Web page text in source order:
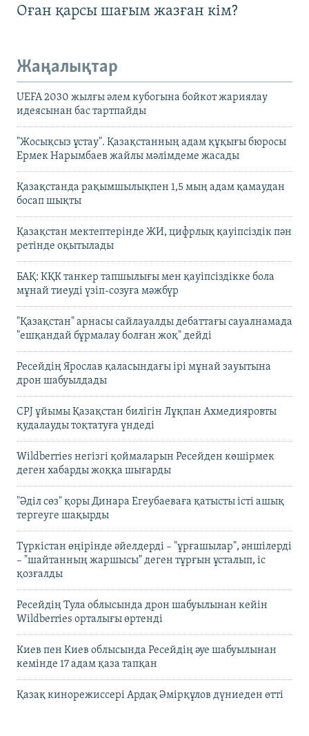
Оған қарсы шағым жазған кім?
Жаңалықтар
UEFA 2030 жылғы әлем кубогына бойкот жариялау
идеясынан бас тартпайды
"Жосықсыз ұстау". Қазақстанның адам құқығы бюросы
Ермек Нарымбаев жайлы мәлімдеме жасады
Қазақстанда рақымшылықпен 1,5 мың адам қамаудан
босап шықты
Қазақстан мектептерінде ЖИ, цифрлық қауіпсіздік пән
ретінде оқытылады
БАҚ: КҚК танкер тапшылығы мен қауіпсіздікке бола
мұнай тиеуді үзіп-созуға мәжбүр
"Қазақстан" арнасы сайлауалды дебаттағы сауалнамада
"ешқандай бұрмалау болған жоқ" дейді
Ресейдің Ярослав қаласындағы ірі мұнай зауытына
дрон шабуылдады
CPJ ұйымы Қазақстан билігін Лұқпан Ахмедияровты
қудалауды тоқтатуға үндеді
Wildberries негізгі қоймаларын Ресейден көшірмек
деген хабарды жоққа шығарды
"Әділ сөз" қоры Динара Егеубаеваға қатысты істі ашық
тергеуге шақырды
Түркістан өңірінде әйелдерді – "ұрғашылар", әншілерді
– "шайтанның жаршысы" деген тұрғын ұсталып, іс
қозғалды
Ресейдің Тула облысында дрон шабуылынан кейін
Wildberries орталығы өртенді
Киев пен Киев облысында Ресейдің әуе шабуылынан
кемінде 17 адам қаза тапқан
Қазақ кинорежиссері Ардақ Әмірқұлов дүниеден өтті